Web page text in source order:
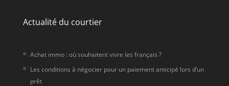
Actualité du courtier
Achat immo : où souhaitent vivre les français ?
Les conditions à négocier pour un paiement anticipé lors d’un
prêt